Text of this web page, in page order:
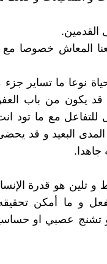
القدمين.
المعاش خصوصا
نوعا ما تساير
قد يكون من باب
للتفاعل مع ما تود
البعيد و قد يحضى
و تلين هو قدرة
و ما أمكن
تشنج عصبي او